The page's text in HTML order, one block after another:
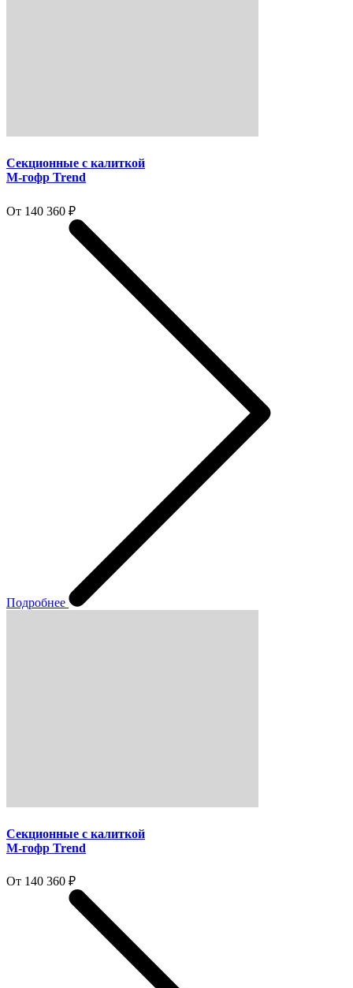
Секционные с калиткой
M-гофр Trend
От 140 360 ₽
Подробнее
Секционные с калиткой
M-гофр Trend
От 140 360 ₽